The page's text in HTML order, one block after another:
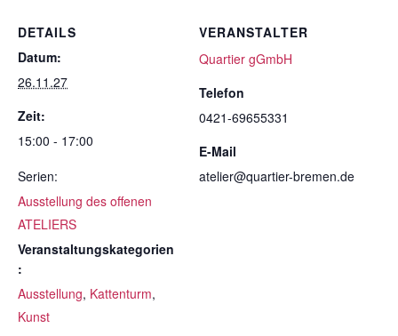
DETAILS
Datum:
26.11.27
Zeit:
15:00 - 17:00
Serien:
Ausstellung des offenen
ATELIERS
Veranstaltungskategorien
:
Ausstellung, Kattenturm,
Kunst
VERANSTALTER
Quartier gGmbH
Telefon
0421-69655331
E-Mail
atelier@quartier-bremen.de